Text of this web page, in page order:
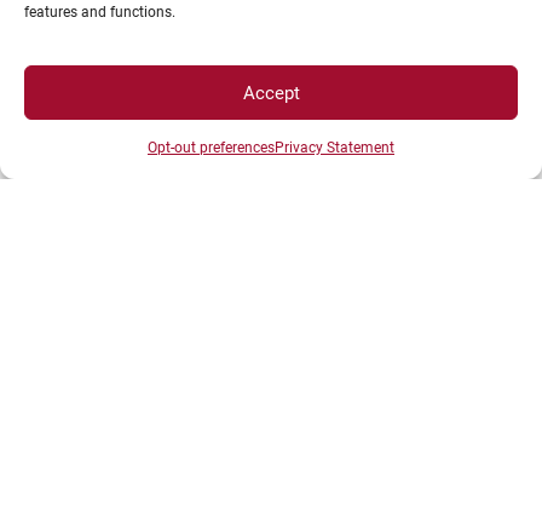
features and functions.
Accept
Opt-out preferencesPrivacy Statement
Plan d’accès des campus
Mentions légales
Données personnelles et gestion des cookies
Gérer mes cookies